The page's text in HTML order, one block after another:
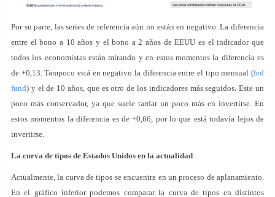
Por su parte, las series de referencia aún no están en negativo. La diferencia
entre el bono a 10 años y el bono a 2 años de EEUU es el indicador que
todos los economistas están mirando y en estos momentos la diferencia es
de +0,13. Tampoco está en negativo la diferencia entre el tipo mensual (fed
fund) y el de 10 años, que es otro de los indicadores más seguidos. Este un
poco más conservador, ya que suele tardar un poco más en invertirse. En
estos momentos la diferencia es de +0,66, por lo que está todavía lejos de
invertirse.
La curva de tipos de Estados Unidos en la actualidad
Actualmente, la curva de tipos se encuentra en un proceso de aplanamiento.
En el gráfico inferior podemos comparar la curva de tipos en distintos